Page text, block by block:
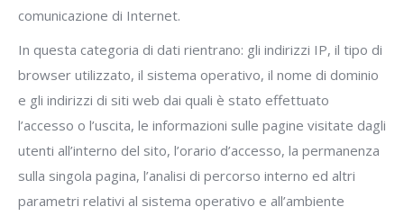
comunicazione di Internet.
In questa categoria di dati rientrano: gli indirizzi IP, il tipo di
browser utilizzato, il sistema operativo, il nome di dominio
e gli indirizzi di siti web dai quali è stato effettuato
l’accesso o l’uscita, le informazioni sulle pagine visitate dagli
utenti all’interno del sito, l’orario d’accesso, la permanenza
sulla singola pagina, l’analisi di percorso interno ed altri
parametri relativi al sistema operativo e all’ambiente